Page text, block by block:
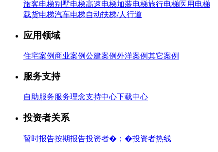
旅客电梯别墅电梯高速电梯加装电梯旅行电梯医用电梯
载货电梯汽车电梯自动扶梯/人行道
应用领域
住宅案例商业案例公建案例外洋案例其它案例
服务支持
自助服务服务理念支持中心下载中心
投资者关系
暂时报告按期报告投资者�；�投资者热线